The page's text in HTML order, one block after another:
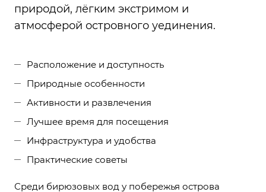
природой, лёгким экстримом и
атмосферой островного уединения.
Расположение и доступность
Природные особенности
Активности и развлечения
Лучшее время для посещения
Инфраструктура и удобства
Практические советы
Среди бирюзовых вод у побережья острова